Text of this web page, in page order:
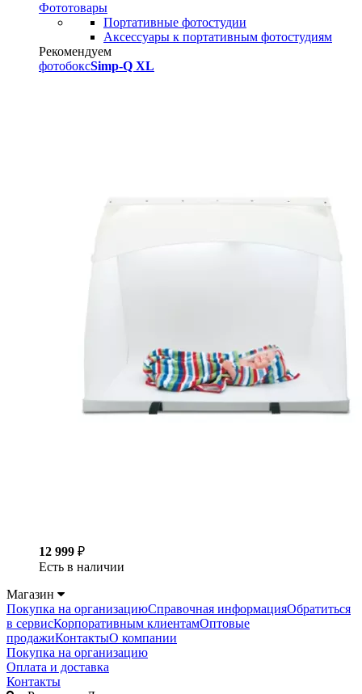
Фототовары
Портативные фотостудии
Аксессуары к портативным фотостудиям
Рекомендуем
фотобоксSimp-Q XL
12 999 ₽
Есть в наличии
Магазин
Покупка на организациюСправочная информацияОбратиться
в сервисКорпоративным клиентамОптовые
продажиКонтактыО компании
Покупка на организацию
Оплата и доставка
Контакты